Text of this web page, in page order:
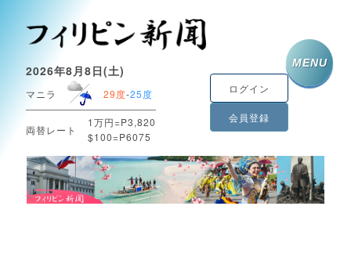
2026年8月8日(土)
マニラ 29度-25度
両替レート
1万円=P3,820
$100=P6075
ログイン
会員登録
MENU